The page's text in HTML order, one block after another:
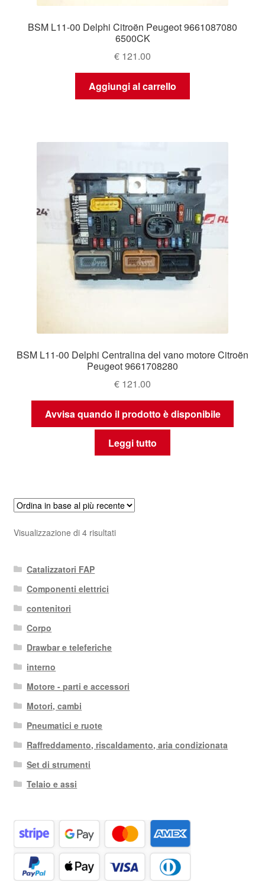
BSM L11-00 Delphi Citroën Peugeot 9661087080
6500CK
€ 121.00
Aggiungi al carrello
BSM L11-00 Delphi Centralina del vano motore Citroën
Peugeot 9661708280
€ 121.00
Avvisa quando il prodotto è disponibile
Leggi tutto
Visualizzazione di 4 risultatiOrdina
Catalizzatori FAP
Componenti elettrici
contenitori
Corpo
Drawbar e teleferiche
interno
Motore - parti e accessori
Motori, cambi
Pneumatici e ruote
Raffreddamento, riscaldamento, aria condizionata
Set di strumenti
Telaio e assi